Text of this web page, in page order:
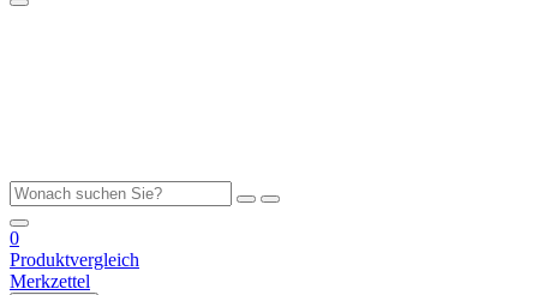
0
Produktvergleich
Merkzettel